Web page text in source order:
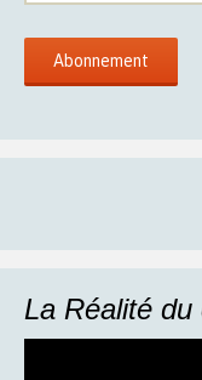
La Réalité